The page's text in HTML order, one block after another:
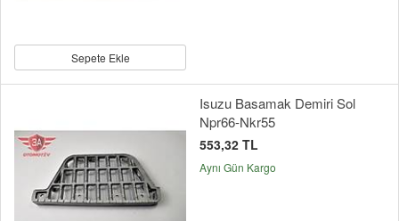
Sepete Ekle
Isuzu Basamak Demiri Sol
Npr66-Nkr55
553,32 TL
Aynı Gün Kargo